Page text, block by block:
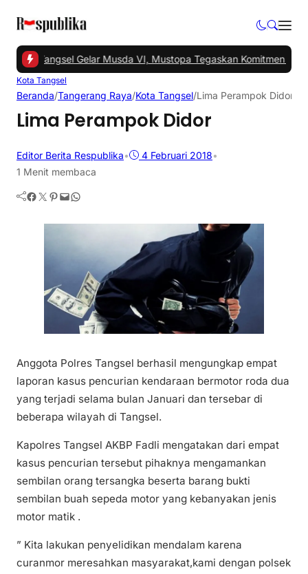
PKS Tangsel Gelar Musda VI, Mustopa Tegaskan Komitmen PKS
Kota Tangsel
Beranda/Tangerang Raya/Kota Tangsel/Lima Perampok Didor
Lima Perampok Didor
Editor Berita Respublika• 4 Februari 2018•
1 Menit membaca
Facebook Twitter Pinterest Mail WhatsApp
Anggota Polres Tangsel berhasil mengungkap empat
laporan kasus pencurian kendaraan bermotor roda dua
yang terjadi selama bulan Januari dan tersebar di
beberapa wilayah di Tangsel.
Kapolres Tangsel AKBP Fadli mengatakan dari empat
kasus pencurian tersebut pihaknya mengamankan
sembilan orang tersangka beserta barang bukti
sembilan buah sepeda motor yang kebanyakan jenis
motor matik .
” Kita lakukan penyelidikan mendalam karena
curanmor meresahkan masyarakat,kami dengan polsek